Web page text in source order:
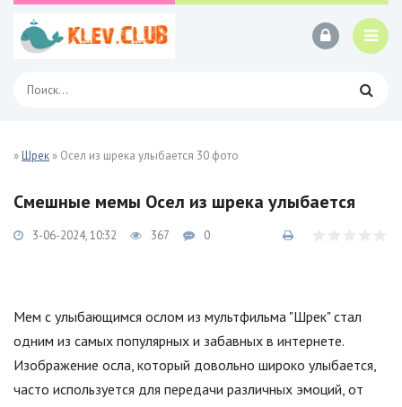
»Шрек » Осел из шрека улыбается 30 фото
Смешные мемы Осел из шрека улыбается
3-06-2024, 10:32 367 0
Мем с улыбающимся ослом из мультфильма "Шрек" стал
одним из самых популярных и забавных в интернете.
Изображение осла, который довольно широко улыбается,
часто используется для передачи различных эмоций, от